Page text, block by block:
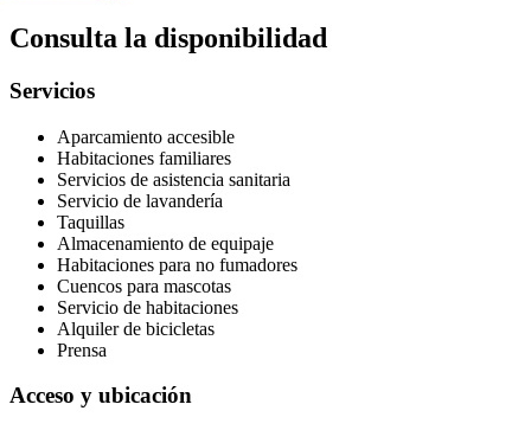
Consulta la disponibilidad
Servicios
Aparcamiento accesible
Habitaciones familiares
Servicios de asistencia sanitaria
Servicio de lavandería
Taquillas
Almacenamiento de equipaje
Habitaciones para no fumadores
Cuencos para mascotas
Servicio de habitaciones
Alquiler de bicicletas
Prensa
Acceso y ubicación